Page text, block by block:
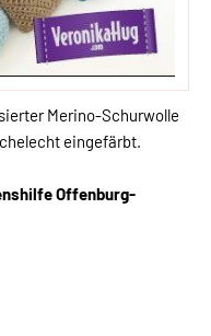
Merino-Schurwolle
eingefärbt.
Offenburg-